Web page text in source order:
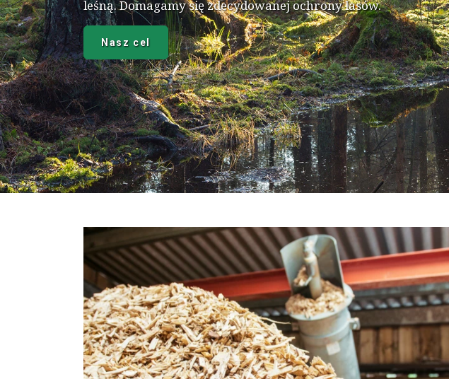
leśną. Domagamy się zdecydowanej ochrony lasów.
Nasz cel